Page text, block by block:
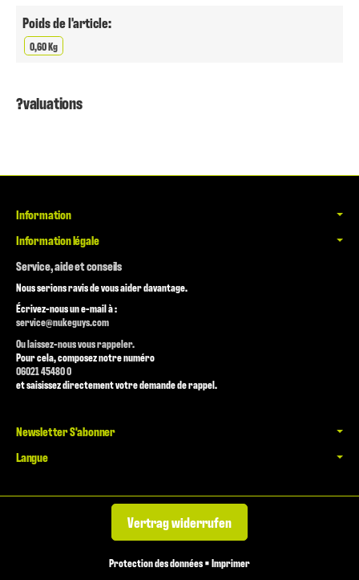
Poids de l'article:
0,60 Kg
?valuations
Information
Information légale
Service, aide et conseils
Nous serions ravis de vous aider davantage.
Écrivez-nous un e-mail à :
service@nukeguys.com
Ou laissez-nous vous rappeler.
Pour cela, composez notre numéro
06021 45480 0
et saisissez directement votre demande de rappel.
Newsletter S'abonner
Langue
Vertrag widerrufen
Protection des données•Imprimer